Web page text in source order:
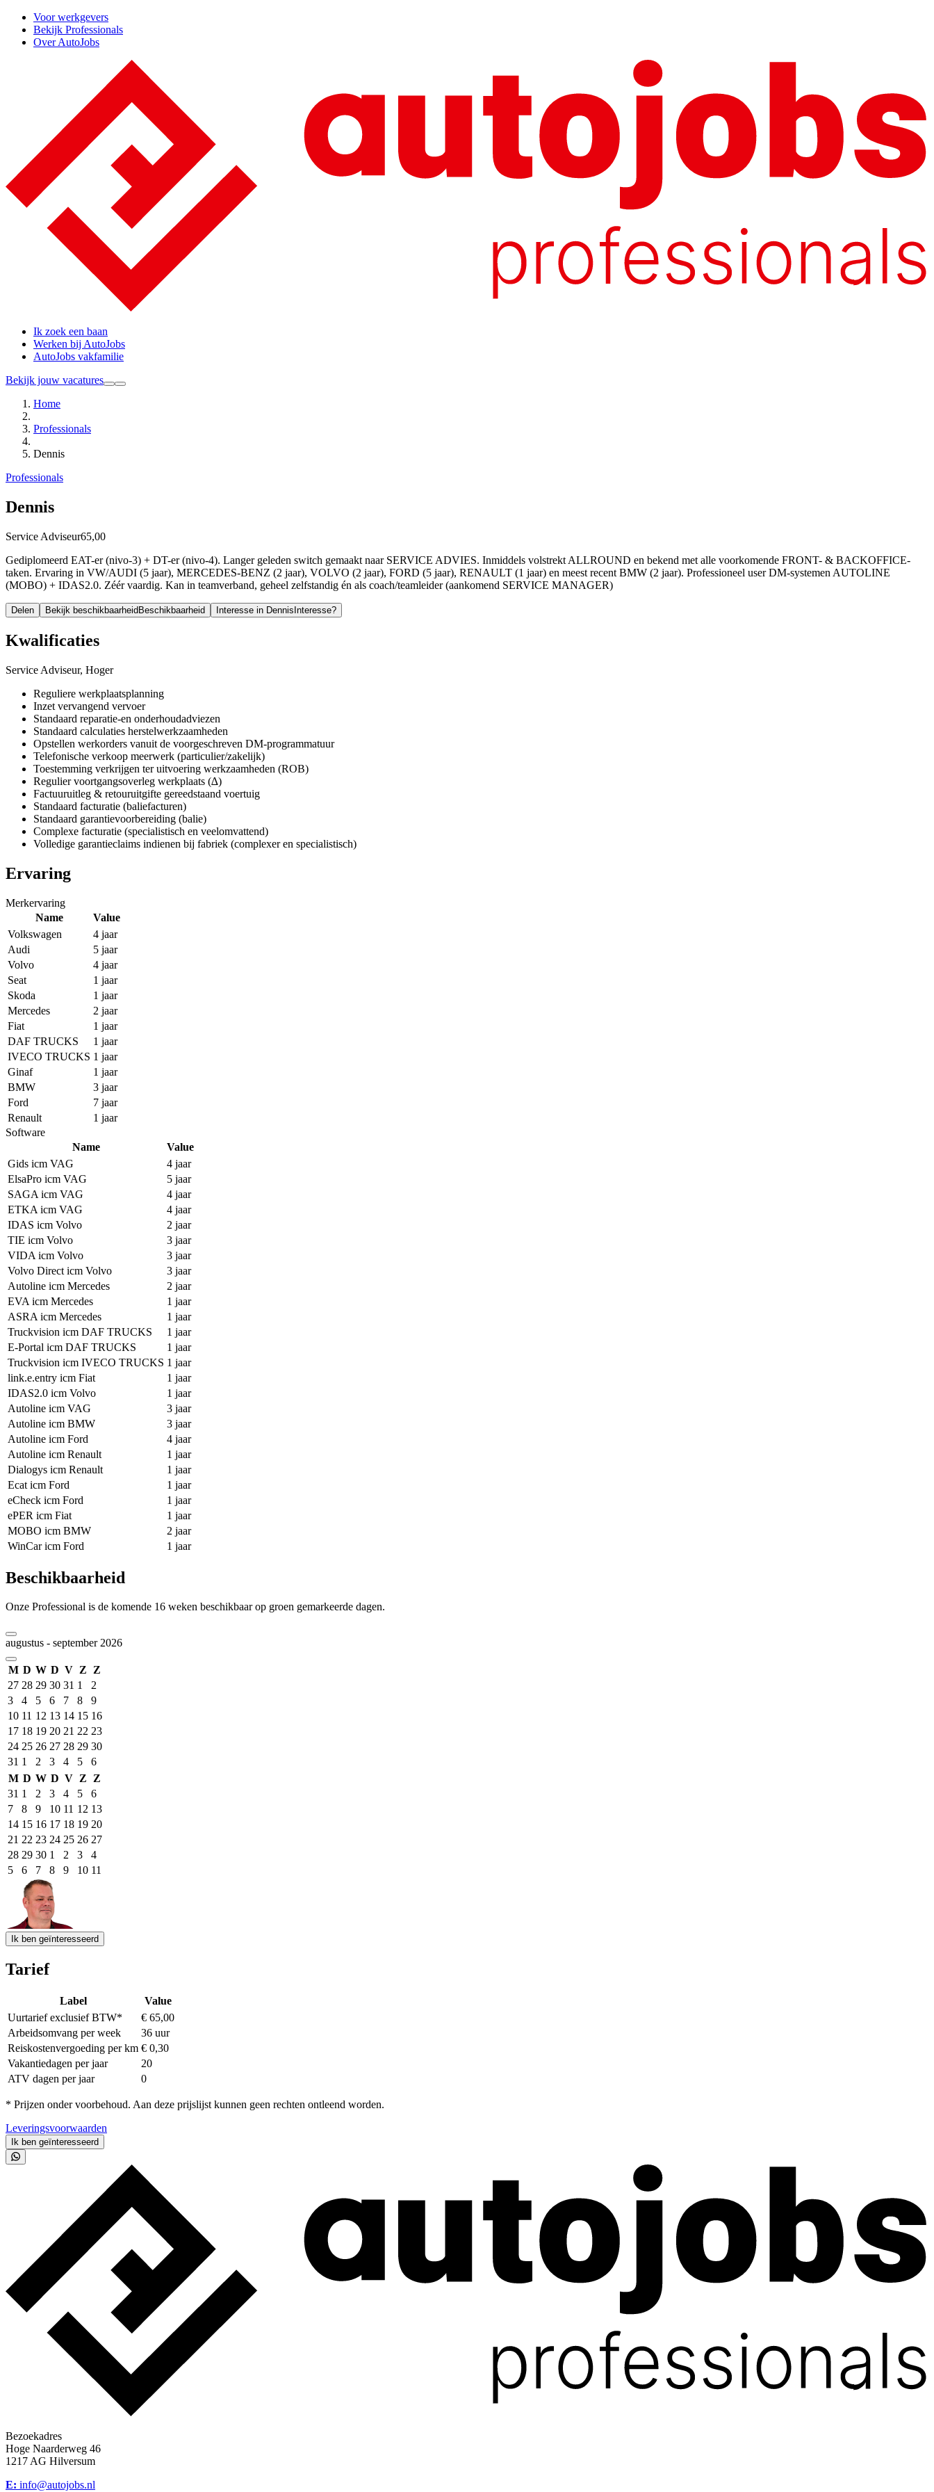
Voor werkgevers
Bekijk Professionals
Over AutoJobs
Ik zoek een baan
Werken bij AutoJobs
AutoJobs vakfamilie
Bekijk jouw vacatures
Home
Professionals
Dennis
Professionals
Dennis
Service Adviseur65,00
Gediplomeerd EAT-er (nivo-3) + DT-er (nivo-4). Langer geleden switch gemaakt naar SERVICE ADVIES. Inmiddels volstrekt ALLROUND en bekend met alle voorkomende FRONT- & BACKOFFICE-
taken. Ervaring in VW/AUDI (5 jaar), MERCEDES-BENZ (2 jaar), VOLVO (2 jaar), FORD (5 jaar), RENAULT (1 jaar) en meest recent BMW (2 jaar). Professioneel user DM-systemen AUTOLINE
(MOBO) + IDAS2.0. Zéér vaardig. Kan in teamverband, geheel zelfstandig én als coach/teamleider (aankomend SERVICE MANAGER)
Delen Bekijk beschikbaarheid Beschikbaarheid Interesse in Dennis Interesse?
Kwalificaties
Service Adviseur, Hoger
Reguliere werkplaatsplanning
Inzet vervangend vervoer
Standaard reparatie-en onderhoudadviezen
Standaard calculaties herstelwerkzaamheden
Opstellen werkorders vanuit de voorgeschreven DM-programmatuur
Telefonische verkoop meerwerk (particulier/zakelijk)
Toestemming verkrijgen ter uitvoering werkzaamheden (ROB)
Regulier voortgangsoverleg werkplaats (∆)
Factuuruitleg & retouruitgifte gereedstaand voertuig
Standaard facturatie (baliefacturen)
Standaard garantievoorbereiding (balie)
Complexe facturatie (specialistisch en veelomvattend)
Volledige garantieclaims indienen bij fabriek (complexer en specialistisch)
Ervaring
Merkervaring
Name
Value
Volkswagen
4 jaar
Audi
5 jaar
Volvo
4 jaar
Seat
1 jaar
Skoda
1 jaar
Mercedes
2 jaar
Fiat
1 jaar
DAF TRUCKS
1 jaar
IVECO TRUCKS 1 jaar
Ginaf
1 jaar
BMW
3 jaar
Ford
7 jaar
Renault
1 jaar
Software
Name
Value
Gids icm VAG
4 jaar
ElsaPro icm VAG
5 jaar
SAGA icm VAG
4 jaar
ETKA icm VAG
4 jaar
IDAS icm Volvo
2 jaar
TIE icm Volvo
3 jaar
VIDA icm Volvo
3 jaar
Volvo Direct icm Volvo
3 jaar
Autoline icm Mercedes
2 jaar
EVA icm Mercedes
1 jaar
ASRA icm Mercedes
1 jaar
Truckvision icm DAF TRUCKS
1 jaar
E-Portal icm DAF TRUCKS
1 jaar
Truckvision icm IVECO TRUCKS 1 jaar
link.e.entry icm Fiat
1 jaar
IDAS2.0 icm Volvo
1 jaar
Autoline icm VAG
3 jaar
Autoline icm BMW
3 jaar
Autoline icm Ford
4 jaar
Autoline icm Renault
1 jaar
Dialogys icm Renault
1 jaar
Ecat icm Ford
1 jaar
eCheck icm Ford
1 jaar
ePER icm Fiat
1 jaar
MOBO icm BMW
2 jaar
WinCar icm Ford
1 jaar
Beschikbaarheid
Onze Professional is de komende 16 weken beschikbaar op groen gemarkeerde dagen.
augustus - september 2026
M D W D V Z Z
27 28 29 30 31 1
2
3
4 5 6 7 8
9
10 11 12 13 14 15 16
17 18 19 20 21 22 23
24 25 26 27 28 29 30
31 1 2 3 4 5
6
M D W D V Z Z
31 1 2 3 4 5
6
7
8 9 10 11 12 13
14 15 16 17 18 19 20
21 22 23 24 25 26 27
28 29 30 1 2 3
4
5
6 7 8 9 10 11
Event Date, augustus - september 2026
Ik ben geïnteresseerd
Tarief
Label
Value
Uurtarief exclusief BTW*
€ 65,00
Arbeidsomvang per week
36 uur
Reiskostenvergoeding per km € 0,30
Vakantiedagen per jaar
20
ATV dagen per jaar
0
* Prijzen onder voorbehoud. Aan deze prijslijst kunnen geen rechten ontleend worden.
Leveringsvoorwaarden
Ik ben geïnteresseerd
Bezoekadres
Hoge Naarderweg 46
1217 AG Hilversum
E: info@autojobs.nl